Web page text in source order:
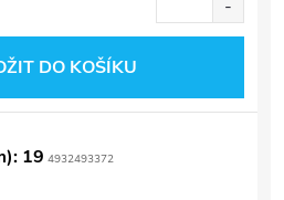
DO KOŠÍKU
19 4932493372